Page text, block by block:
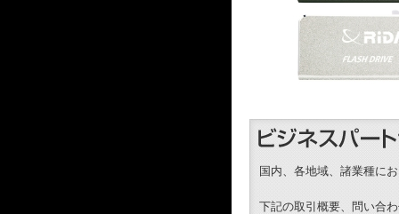
国内、各地域、諸業種に
下記の取引概要、問い合